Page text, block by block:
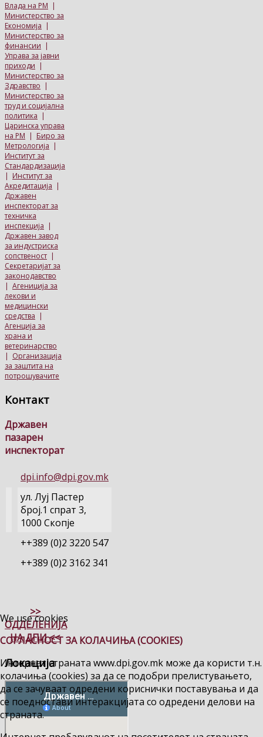
Влада на РМ |
Министерство за
Економија |
Министерство за
финансии |
Управа за јавни
приходи |
Министерство за
Здравство |
Министерство за
труд и социјална
политика |
Царинска управа
на РМ | Биро за
Метрологија |
Институт за
Стандардизација
| Институт за
Акредитација |
Државен
инспекторат за
техничка
инспекција |
Државен завод
за индустриска
сопственост |
Секретаријат за
законодавство
| Агениција за
лекови и
медицински
средства |
Агенција за
храна и
ветеринарство
| Организација
за заштита на
потрошувачите
Контакт
Државен
пазарен
инспекторат
dpi.info@dpi.gov.mk
ул. Луј Пастер
број.1 спрат 3,
1000 Скопје
++389 (0)2 3220 547
++389 (0)2 3162 341
>>
ОДДЕЛЕНИЈА
НА ДПИ <<
Локација
We use cookies
СОГЛАСНОСТ ЗА КОЛАЧИЊА (COOKIES)
Интернет страната www.dpi.gov.mk може да користи т.н.
колачиња (cookies) за да се подобри прелистувањето,
да се зачуваат одредени кориснички поставувања и да
се поедностави интеракцијата со одредени делови на
страната.